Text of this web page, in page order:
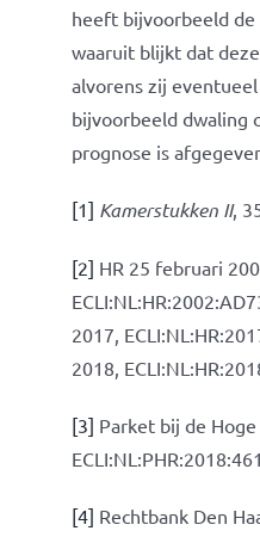
heeft bijvoorbeeld
waaruit blijkt dat
alvorens zij
bijvoorbeeld dwaling
prognose is
[1] Kamerstukken II,
[2] HR 25 februari
2017,
2018,
[3] Parket bij de
[4] Rechtbank Den